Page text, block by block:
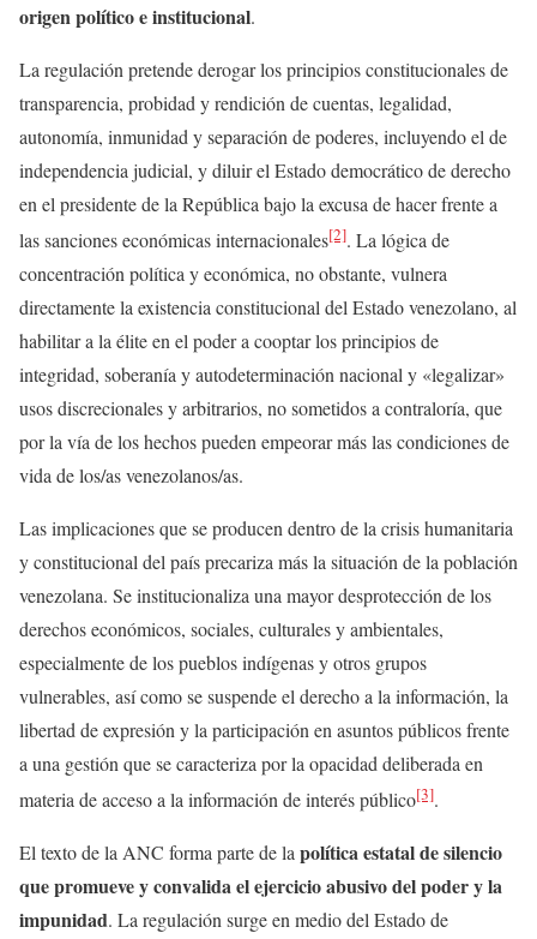
origen político e institucional.
La regulación pretende derogar los principios constitucionales de
transparencia, probidad y rendición de cuentas, legalidad,
autonomía, inmunidad y separación de poderes, incluyendo el de
independencia judicial, y diluir el Estado democrático de derecho
en el presidente de la República bajo la excusa de hacer frente a
las sanciones económicas internacionales[2]. La lógica de
concentración política y económica, no obstante, vulnera
directamente la existencia constitucional del Estado venezolano, al
habilitar a la élite en el poder a cooptar los principios de
integridad, soberanía y autodeterminación nacional y «legalizar»
usos discrecionales y arbitrarios, no sometidos a contraloría, que
por la vía de los hechos pueden empeorar más las condiciones de
vida de los/as venezolanos/as.
Las implicaciones que se producen dentro de la crisis humanitaria
y constitucional del país precariza más la situación de la población
venezolana. Se institucionaliza una mayor desprotección de los
derechos económicos, sociales, culturales y ambientales,
especialmente de los pueblos indígenas y otros grupos
vulnerables, así como se suspende el derecho a la información, la
libertad de expresión y la participación en asuntos públicos frente
a una gestión que se caracteriza por la opacidad deliberada en
materia de acceso a la información de interés público[3].
El texto de la ANC forma parte de lapolítica estatal de silencio
que promueve y convalida el ejercicio abusivo del poder y la
impunidad. La regulación surge en medio del Estado de